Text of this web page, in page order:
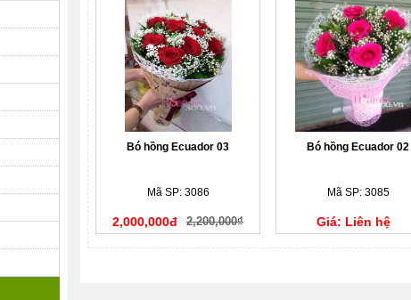
Bó hồng Ecuador 03
Mã SP: 3086
2,000,000đ 2,200,000₫
Bó hồng Ecuador 02
Mã SP: 3085
Giá: Liên hệ